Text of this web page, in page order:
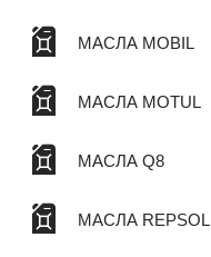
МАСЛА MOBIL
МАСЛА MOTUL
МАСЛА Q8
МАСЛА REPSOL